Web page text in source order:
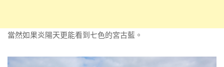
當然如果炎陽天更能看到七色的宮古藍。